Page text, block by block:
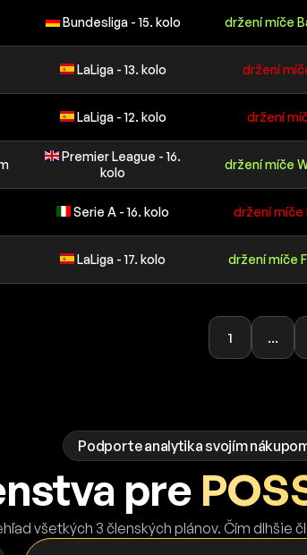
Bundesliga - 15. kolo držení míče
LaLiga - 13. kolo držení
LaLiga - 12. kolo držení
Premier League - 16.
kolo
držení míče
Serie A - 16. kolo držení míče
LaLiga - 17. kolo držení míče
1 ...
Podporte analytika svojím
pre
všetkých 3 členských plánov. Čím dlhšie